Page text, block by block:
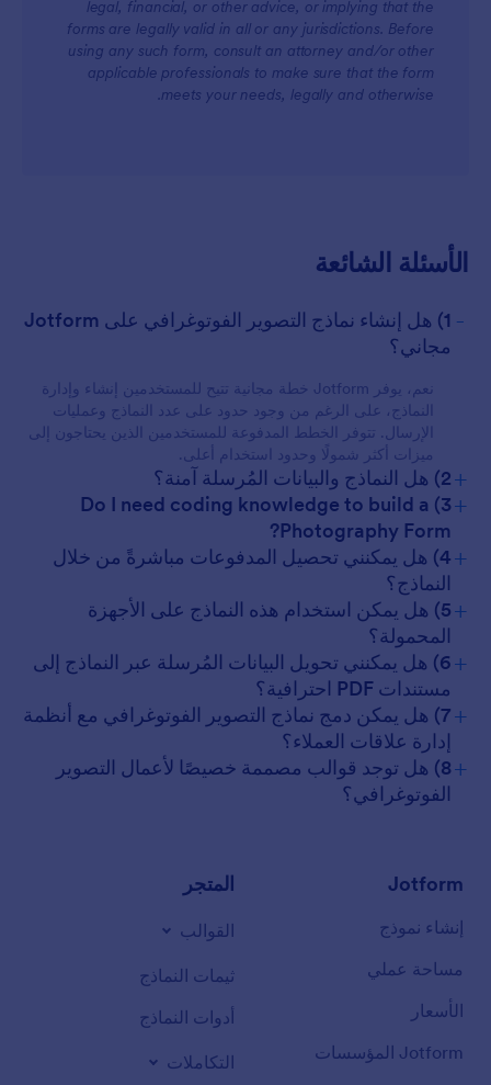
For Teams
legal, financial, or other advice, or implying that the
forms are legally valid in all or any jurisdictions. Before
using any such form, consult an attorney and/or other
applicable professionals to make sure that the form
meets your needs, legally and otherwise.
الأسئلة الشائعة
-
1) هل إنشاء نماذج التصوير الفوتوغرافي على Jotform
مجاني؟
نعم، يوفر Jotform خطة مجانية تتيح للمستخدمين إنشاء وإدارة
النماذج، على الرغم من وجود حدود على عدد النماذج وعمليات
الإرسال. تتوفر الخطط المدفوعة للمستخدمين الذين يحتاجون إلى
ميزات أكثر شمولًا وحدود استخدام أعلى.
+2) هل النماذج والبيانات المُرسلة آمنة؟
+
3) Do I need coding knowledge to build a
Photography Form?
+
4) هل يمكنني تحصيل المدفوعات مباشرةً من خلال
النماذج؟
+
5) هل يمكن استخدام هذه النماذج على الأجهزة
المحمولة؟
+
6) هل يمكنني تحويل البيانات المُرسلة عبر النماذج إلى
مستندات PDF احترافية؟
+
7) هل يمكن دمج نماذج التصوير الفوتوغرافي مع أنظمة
إدارة علاقات العملاء؟
+
8) هل توجد قوالب مصممة خصيصًا لأعمال التصوير
الفوتوغرافي؟
Jotform
إنشاء نموذج
مساحة عملي
الأسعار
Jotform المؤسسات
المتجر
القوالب
ثيمات النماذج
أدوات النماذج
التكاملات